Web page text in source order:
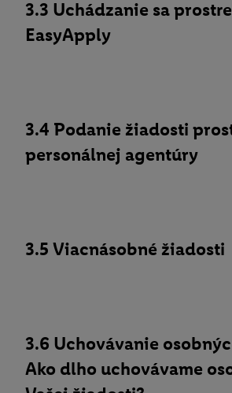
3.3 Uchádzanie sa
EasyApply
3.4 Podanie žiadosti
personálnej agentúry
3.5 Viacnásobné žiadosti
3.6 Uchovávanie
Ako dlho uchovávame